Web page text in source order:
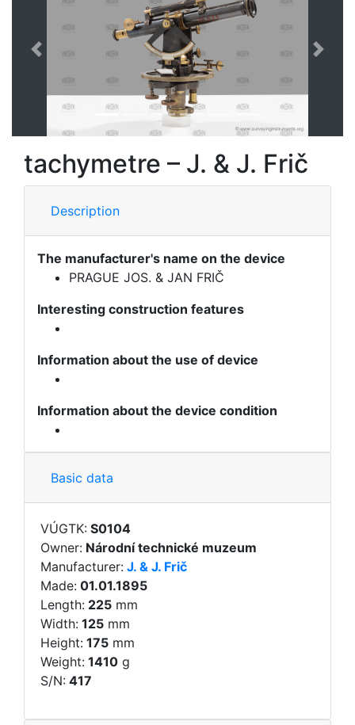
Previous Next
tachymetre – J. & J. Frič
Description
The manufacturer's name on the device
PRAGUE JOS. & JAN FRIČ
Interesting construction features
Information about the use of device
Information about the device condition
Basic data
VÚGTK: S0104
Owner: Národní technické muzeum
Manufacturer: J. & J. Frič
Made: 01.01.1895
Length: 225 mm
Width: 125 mm
Height: 175 mm
Weight: 1410 g
S/N: 417